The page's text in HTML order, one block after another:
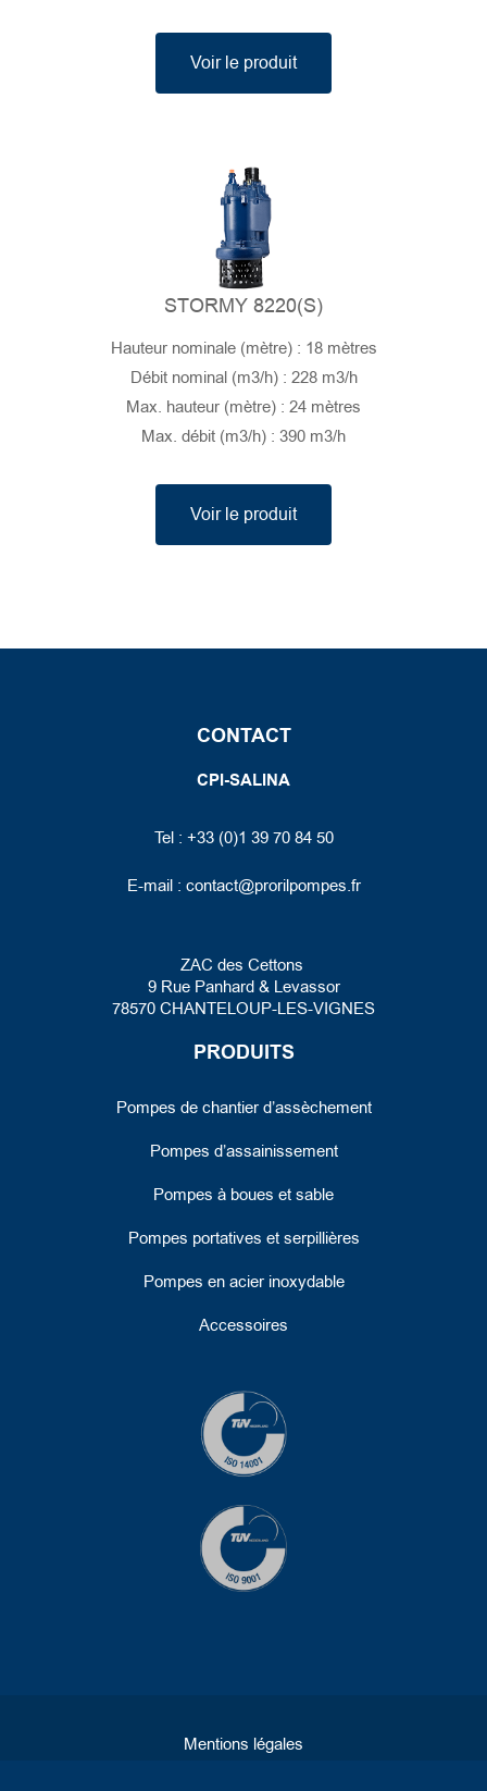
Voir le produit
STORMY 8220(S)
Hauteur nominale (mètre) : 18 mètres
Débit nominal (m3/h) : 228 m3/h
Max. hauteur (mètre) : 24 mètres
Max. débit (m3/h) : 390 m3/h
Voir le produit
CONTACT
CPI-SALINA
Tel : +33 (0)1 39 70 84 50
E-mail : contact@prorilpompes.fr
ZAC des Cettons
9 Rue Panhard& Levassor
78570 CHANTELOUP-LES-VIGNES
PRODUITS
Pompes de chantier d’assèchement
Pompes d’assainissement
Pompes à boues et sable
Pompes portatives et serpillières
Pompes en acier inoxydable
Accessoires
Mentions légales